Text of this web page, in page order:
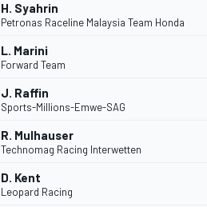
H. Syahrin
Petronas Raceline Malaysia Team Honda
L. Marini
Forward Team
J. Raffin
Sports-Millions-Emwe-SAG
R. Mulhauser
Technomag Racing Interwetten
D. Kent
Leopard Racing